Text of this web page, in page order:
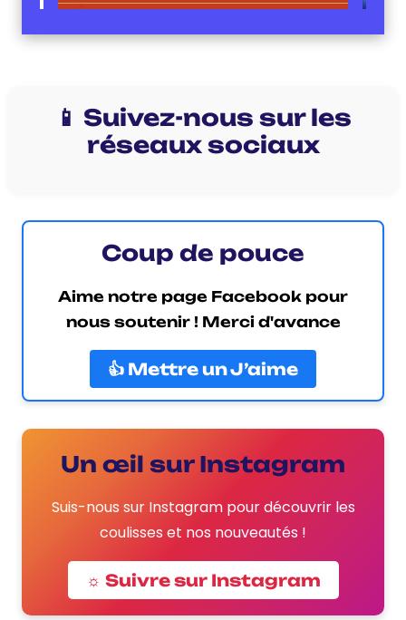
📱 Suivez-nous sur les
réseaux sociaux
Coup de pouce
Aime notre page Facebook pour
nous soutenir ! Merci d'avance
👍 Mettre un J’aime
Un œil sur Instagram
Suis-nous sur Instagram pour découvrir les
coulisses et nos nouveautés !
☼ Suivre sur Instagram